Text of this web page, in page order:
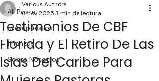
All Posts
presupuestos
finanzas
Sobre Nosotros
Testimonios De CBF
Florida y El Retiro De Las
Islas Del Caribe Para
Various Authors
6 nov 20253 min de lectura